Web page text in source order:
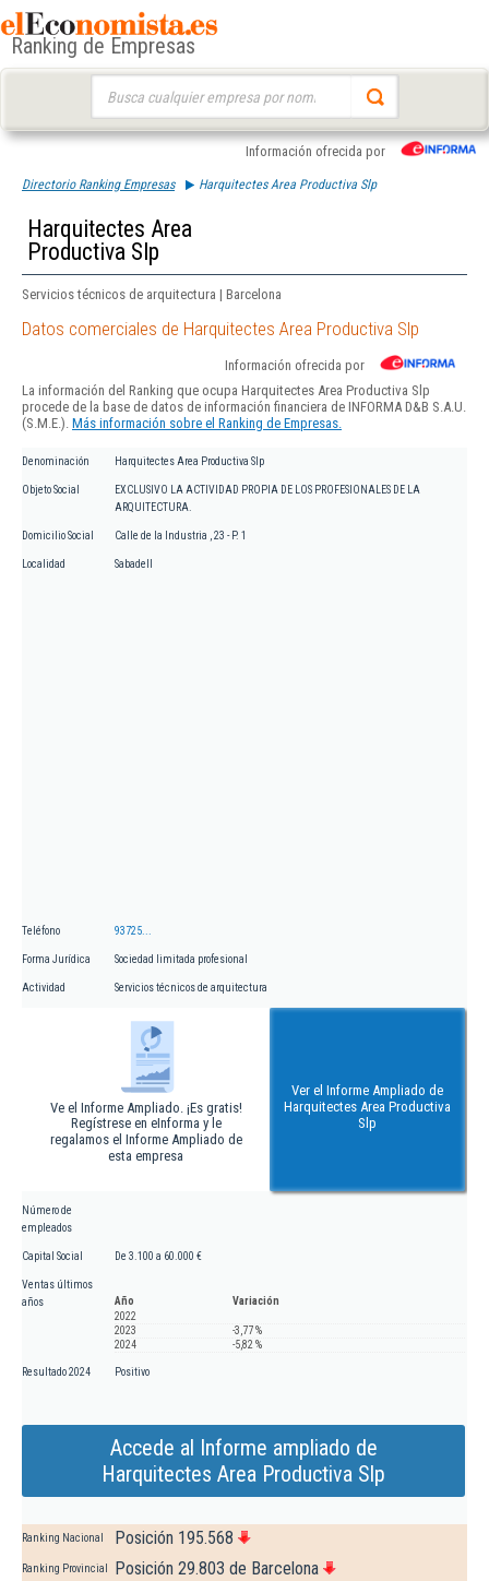
Ranking de Empresas
Información ofrecida por
Directorio Ranking Empresas Harquitectes Area Productiva Slp
Harquitectes Area
Productiva Slp
Servicios técnicos de arquitectura | Barcelona
Datos comerciales de Harquitectes Area Productiva Slp
Información ofrecida por
La información del Ranking que ocupa Harquitectes Area Productiva Slp
procede de la base de datos de información financiera de INFORMA D&B S.A.U.
(S.M.E.). Más información sobre el Ranking de Empresas.
Denominación Harquitectes Area Productiva Slp
Objeto Social
EXCLUSIVO LA ACTIVIDAD PROPIA DE LOS PROFESIONALES DE LA
ARQUITECTURA.
Domicilio Social Calle de la Industria , 23 - P. 1
Localidad Sabadell
Teléfono 93725...
Forma Jurídica Sociedad limitada profesional
Actividad Servicios técnicos de arquitectura
Ve el Informe Ampliado. ¡Es gratis!
Regístrese en eInforma y le
regalamos el Informe Ampliado de
esta empresa
Ver el Informe Ampliado de
Harquitectes Area Productiva
Slp
Número de
empleados
Capital Social De 3.100 a 60.000 €
Ventas últimos
años
Año
Variación
2022
2023
-3,77 %
2024
-5,82 %
Resultado 2024 Positivo
Accede al Informe ampliado de
Harquitectes Area Productiva Slp
Ranking Nacional Posición 195.568
Ranking Provincial Posición 29.803 de Barcelona